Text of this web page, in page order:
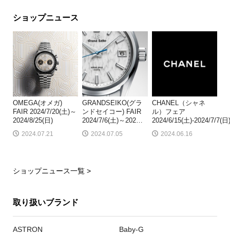
ショップニュース
OMEGA(オメガ)
FAIR 2024/7/20(土)～
2024/8/25(日)
2024.07.21
GRANDSEIKO(グラ
ンドセイコー) FAIR
2024/7/6(土)～202…
2024.07.05
CHANEL（シャネ
ル）フェア
2024/6/15(土)-2024/7/7(日)
2024.06.16
ショップニュース一覧 >
取り扱いブランド
ASTRON Baby-G